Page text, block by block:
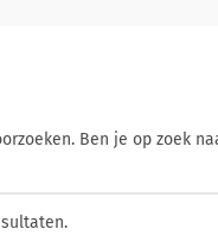
Ben je op zoek